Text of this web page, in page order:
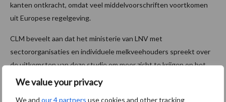
We value your privacy
We and our 4 partners use cookies and other tracking
kanten ontkracht, omdat veel middelvoorschriften voortkomen
uit Europese regelgeving.
CLM beveelt aan dat het ministerie van LNV met
sectororganisaties en individuele melkveehouders spreekt over
de uitkomsten van deze studie om meer zicht te krijgen op het
belang van afrekenbare doelen en de keuzemogelijkheden voor